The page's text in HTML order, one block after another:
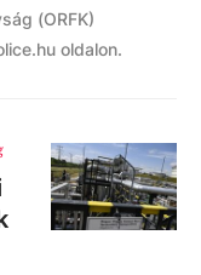
(ORFK)
oldalon.